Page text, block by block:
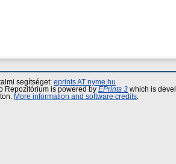
segítséget: eprints AT nyme.hu
Repozitórium is powered by EPrints 3 which is
More information and software credits